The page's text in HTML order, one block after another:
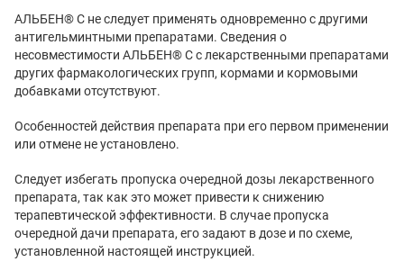
АЛЬБЕН® С не следует применять одновременно с другими
антигельминтными препаратами. Сведения о
несовместимости АЛЬБЕН® С с лекарственными препаратами
других фармакологических групп, кормами и кормовыми
добавками отсутствуют.
Особенностей действия препарата при его первом применении
или отмене не установлено.
Следует избегать пропуска очередной дозы лекарственного
препарата, так как это может привести к снижению
терапевтической эффективности. В случае пропуска
очередной дачи препарата, его задают в дозе и по схеме,
установленной настоящей инструкцией.